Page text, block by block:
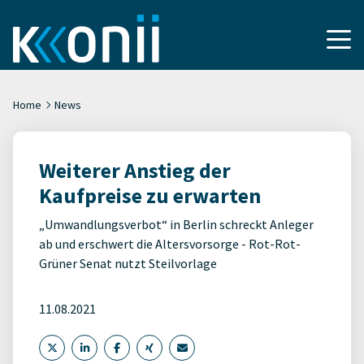
Home News
Weiterer Anstieg der
Kaufpreise zu erwarten
„Umwandlungsverbot“ in Berlin schreckt Anleger
ab und erschwert die Altersvorsorge - Rot-Rot-
Grüner Senat nutzt Steilvorlage
11.08.2021